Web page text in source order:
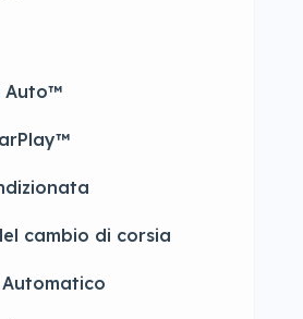
Auto™
cambio di corsia